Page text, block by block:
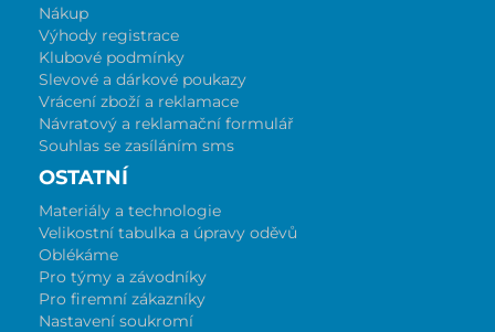
Nákup
Výhody registrace
Klubové podmínky
Slevové a dárkové poukazy
Vrácení zboží a reklamace
Návratový a reklamační formulář
Souhlas se zasíláním sms
OSTATNÍ
Materiály a technologie
Velikostní tabulka a úpravy oděvů
Oblékáme
Pro týmy a závodníky
Pro firemní zákazníky
Nastavení soukromí